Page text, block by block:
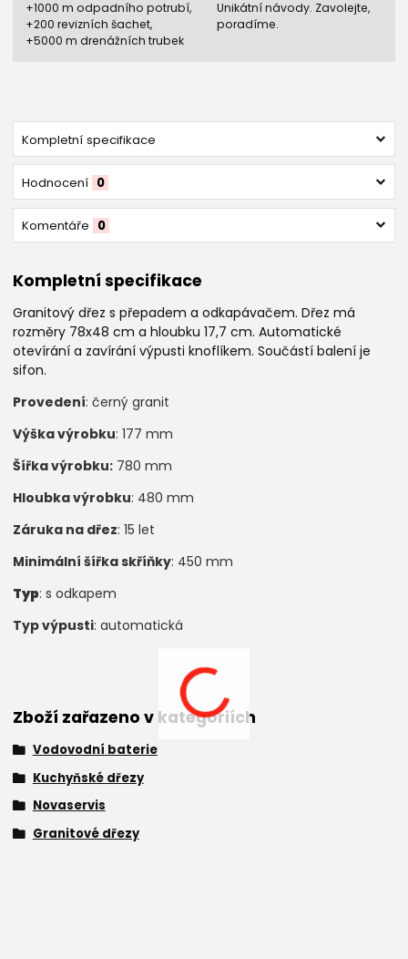
+1000 m odpadního potrubí,
+200 revizních šachet,
+5000 m drenážních trubek
Unikátní návody. Zavolejte,
poradíme.
Kompletní specifikace
Hodnocení 0
Komentáře 0
Kompletní specifikace
Granitový dřez s přepadem a odkapávačem. Dřez má
rozměry 78x48 cm a hloubku 17,7 cm. Automatické
otevírání a zavírání výpusti knoflíkem. Součástí balení je
sifon.
Provedení: černý granit
Výška výrobku: 177 mm
Šířka výrobku: 780 mm
Hloubka výrobku: 480 mm
Záruka na dřez: 15 let
Minimální šířka skříňky: 450 mm
Typ: s odkapem
Typ výpusti: automatická
Zboží zařazeno v kategoriích
Vodovodní baterie
Kuchyňské dřezy
Novaservis
Granitové dřezy